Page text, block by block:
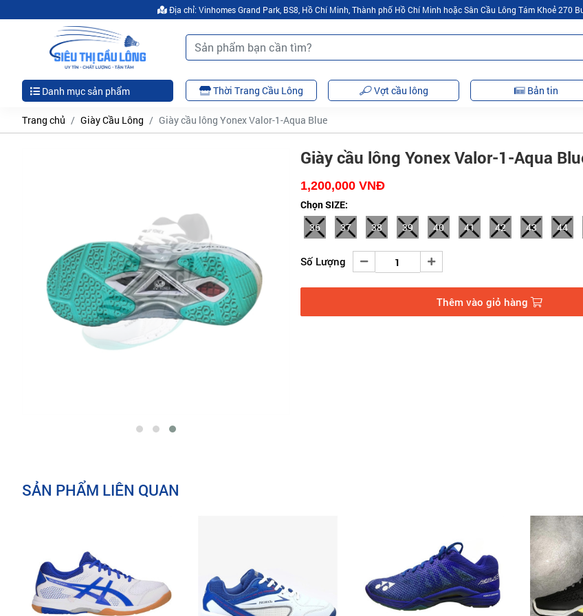
Địa chỉ: Vinhomes Grand Park, BS8, Hồ Chí Minh, Thành phố Hồ Chí Minh hoặc Sân Cầu Lông Tám Khoẻ 270
Danh mục sản phẩm Thời Trang Cầu Lông Vợt cầu lông Bản tin
Trang chủ Giày Cầu Lông Giày cầu lông Yonex Valor-1-Aqua Blue
Giày cầu lông Yonex Valor-1-Aqua
1,200,000 VNĐ
Chọn SIZE:
36
37 38 39 40 41 42 43 44
Số Lượng
Thêm vào giỏ hàng
SẢN PHẨM LIÊN QUAN